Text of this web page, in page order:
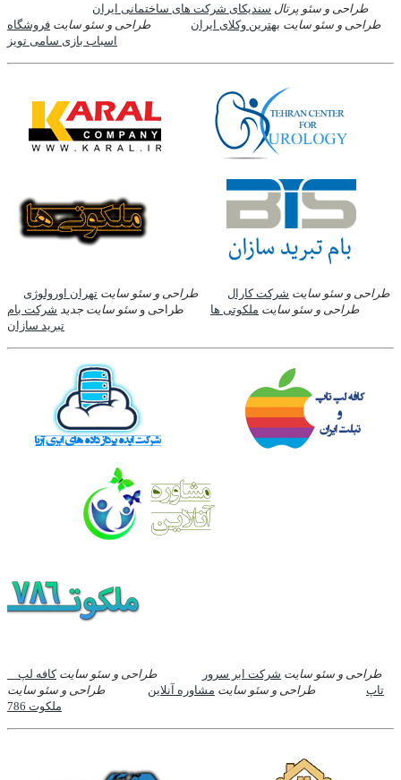
طراحی و سئو پرتال سندیکای شرکت های ساختمانی ایران
طراحی و سئو سایت بهترین وکلای ایران طراحی و سئو سایت فروشگاه
اسباب بازی سامی تویز
طراحی و سئو سایت شرکت کارال طراحی و سئو سایت تهران اورولوژی
طراحی و سئو سایت ملکوتی ها طراحی و سئو سایت جدید شرکت بام
تبرید سازان
طراحی و سئو سایت شرکت ابر سرور طراحی و سئو سایت کافه لپ
تاپ
طراحی و سئو سایت مشاوره آنلاین
طراحی و سئو سایت
ملکوت 786